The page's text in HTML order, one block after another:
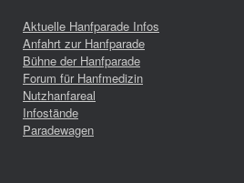
Aktuelle Hanfparade Infos
Anfahrt zur Hanfparade
Bühne der Hanfparade
Forum für Hanfmedizin
Nutzhanfareal
Infostände
Paradewagen